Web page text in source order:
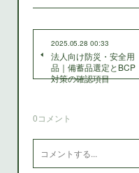
2025.05.28 00:33
法人向け防災・安全用
品｜備蓄品選定とBCP
対策の確認項目
0コメント